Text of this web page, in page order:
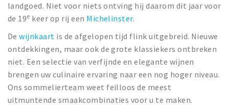
landgoed. Niet voor niets ontving hij daarom dit jaar voor
de 19e keer op rij een Michelinster.
Dewijnkaart is de afgelopen tijd flink uitgebreid. Nieuwe
ontdekkingen, maar ook de grote klassiekers ontbreken
niet. Een selectie van verfijnde en elegante wijnen
brengen uw culinaire ervaring naar een nog hoger niveau.
Ons sommelierteam weet feilloos de meest
uitmuntende smaakcombinaties voor u te maken.